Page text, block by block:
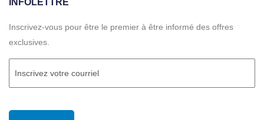
INFOLETTRE
Inscrivez-vous pour être le premier à être informé des offres
exclusives.